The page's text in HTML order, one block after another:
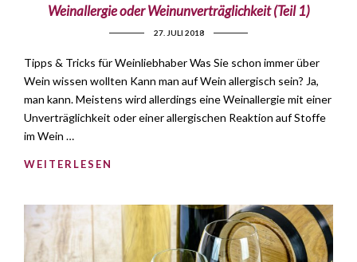
Weinallergie oder Weinunverträglichkeit (Teil 1)
27. JULI 2018
Tipps & Tricks für Weinliebhaber Was Sie schon immer über
Wein wissen wollten Kann man auf Wein allergisch sein? Ja,
man kann. Meistens wird allerdings eine Weinallergie mit einer
Unverträglichkeit oder einer allergischen Reaktion auf Stoffe
im Wein …
WEITERLESEN